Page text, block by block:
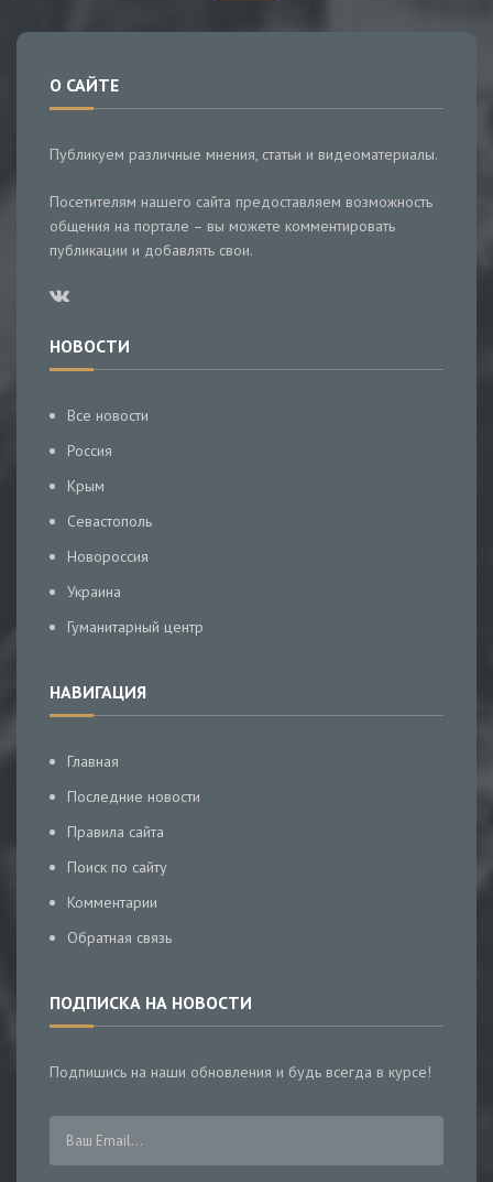
О САЙТЕ
Публикуем различные мнения, статьи и видеоматериалы.
Посетителям нашего сайта предоставляем возможность
общения на портале – вы можете комментировать
публикации и добавлять свои.
НОВОСТИ
Все новости
Россия
Крым
Севастополь
Новороссия
Украина
Гуманитарный центр
НАВИГАЦИЯ
Главная
Последние новости
Правила сайта
Поиск по сайту
Комментарии
Обратная связь
ПОДПИСКА НА НОВОСТИ
Подпишись на наши обновления и будь всегда в курсе!